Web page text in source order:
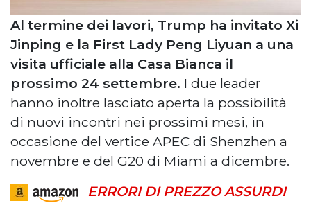
Al termine dei lavori, Trump ha invitato Xi
Jinping e la First Lady Peng Liyuan a una
visita ufficiale alla Casa Bianca il
prossimo 24 settembre. I due leader
hanno inoltre lasciato aperta la possibilità
di nuovi incontri nei prossimi mesi, in
occasione del vertice APEC di Shenzhen a
novembre e del G20 di Miami a dicembre.
ERRORI DI PREZZO ASSURDI